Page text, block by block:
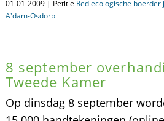
01-01-2009 | Petitie Red ecologische
A'dam-Osdorp
8 september
Tweede Kamer
Op dinsdag 8 september